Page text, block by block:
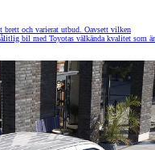
brett och varierat utbud. Oavsett vilken
bil med Toyotas välkända kvalitet som är